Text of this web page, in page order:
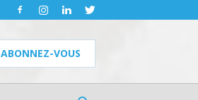
ABONNEZ-VOUS